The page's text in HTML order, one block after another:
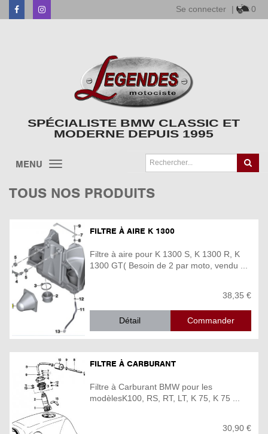
FacebookInstagram Se connecter | 0
SPÉCIALISTE BMW CLASSIC ET
MODERNE DEPUIS 1995
MENU
TOUS NOS PRODUITS
FILTRE À AIRE K 1300
Filtre à aire pour K 1300 S, K 1300 R, K
1300 GT( Besoin de 2 par moto, vendu ...
38,35 €
Détail
FILTRE À CARBURANT
Filtre à Carburant BMW pour les
modèlesK100, RS, RT, LT, K 75, K 75 ...
30,90 €